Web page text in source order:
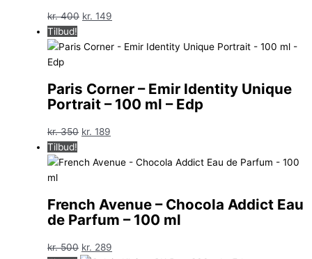
kr.400 Den
pris
kr. 149
pris
Tilbud!
Paris Corner – Emir Identity Unique
Portrait – 100 ml – Edp
kr.350 Den
pris
kr. 189
pris
Tilbud!
French Avenue – Chocola Addict Eau
de Parfum – 100 ml
kr.500 Den
kr. 289